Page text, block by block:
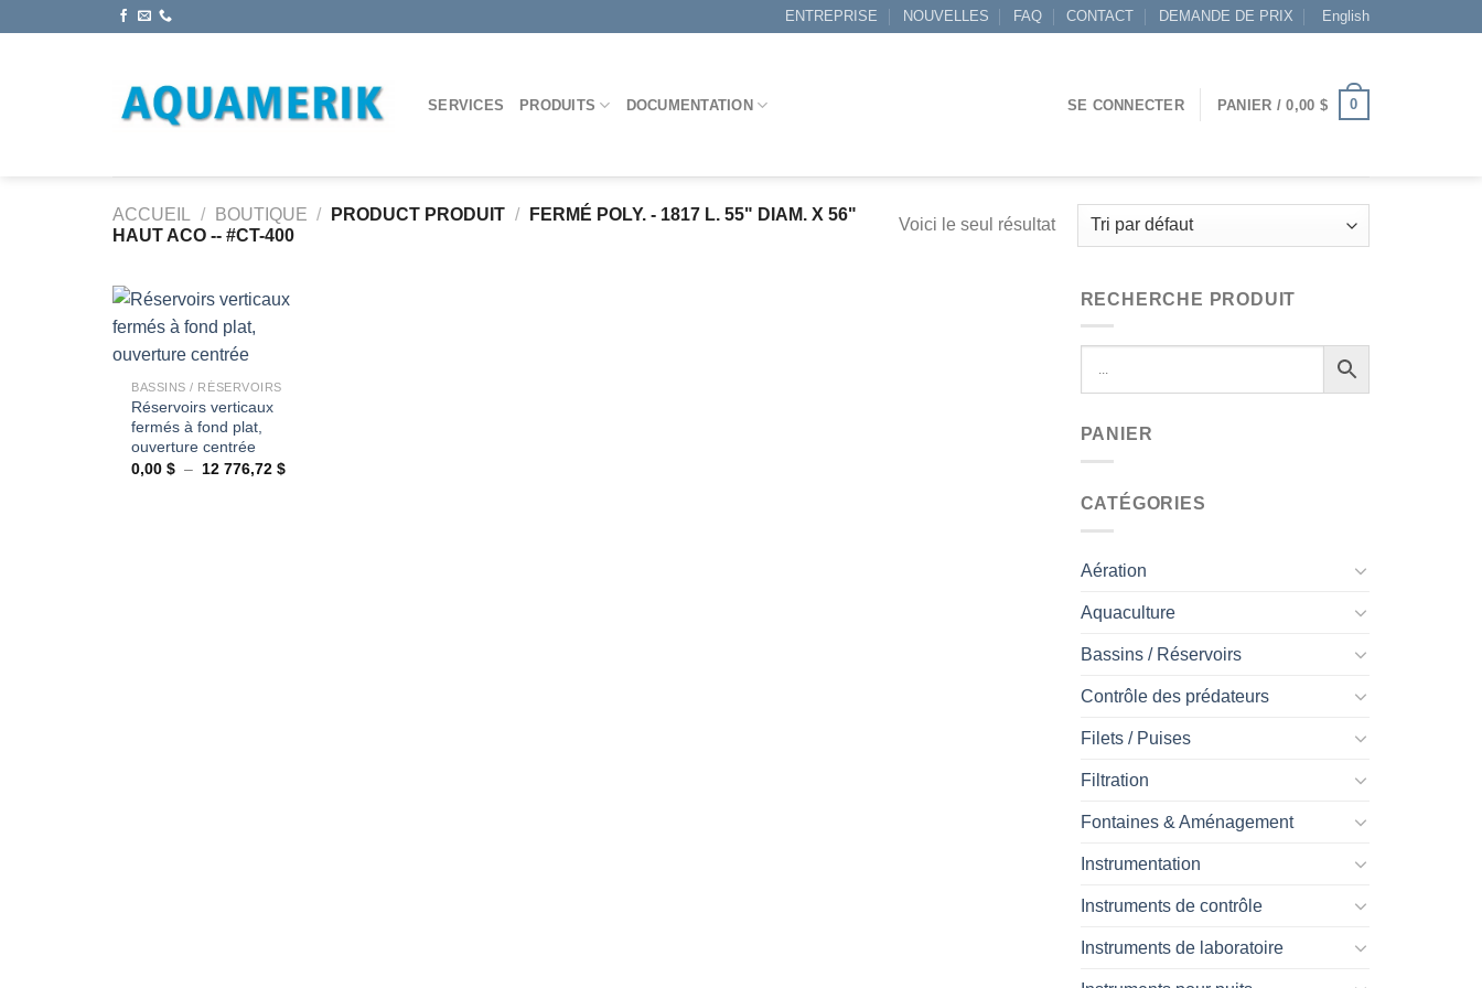
ENTREPRISE NOUVELLES FAQ CONTACT DEMANDE DE PRIX English
SERVICES PRODUITS DOCUMENTATION SE CONNECTER PANIER /0,00 $ 0
ACCUEIL / BOUTIQUE / PRODUCT PRODUIT /
FERMÉ POLY. - 1817 L. 55" DIAM. X 56"
HAUT ACO -- #CT-400
Voici le seul résultat
Ajouter
wishlist
BASSINS / RÉSERVOIRS
Réservoirs verticaux
fermés à fond plat,
ouverture centrée
0,00$ – 12 776,72$Plage
RECHERCHE PRODUIT
PANIER
CATÉGORIES
Aération
Aquaculture
Bassins / Réservoirs
Contrôle des prédateurs
Filets / Puises
Filtration
Fontaines & Aménagement
Instrumentation
Instruments de contrôle
Instruments de laboratoire